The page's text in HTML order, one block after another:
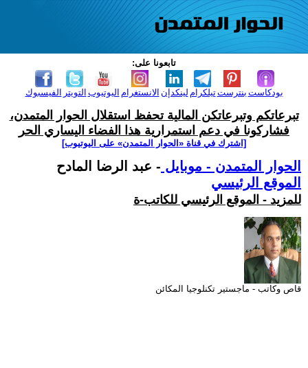
تابعونا على:
الفيسبوك التويتر اليوتيوب الانستغرام لينكدإن تيلكرامبنترست بودكاست
تبرعاتكم وتبرعاتكن المالية تحفظ استقلال الحوار المتمدن،
فشاركونا في دعم استمرارية هذا الفضاء اليساري الحر
[اشترك في قناة ‫«الحوار المتمدن» على اليوتيوب]
الحوار المتمدن - موبايل - عبد الرضا المادح
الموقع الرئيسي
للمزيد - الموقع الرئيسي للكاتب-ة
قاص وكاتب - ماجستير تكنلوجيا المكائن